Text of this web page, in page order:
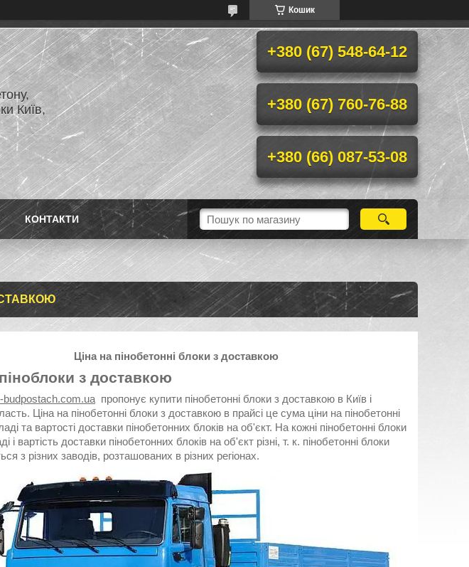
Кошик
Київ,
+380 (67) 548-64-12
+380 (67) 760-76-88
+380 (66) 087-53-08
КОНТАКТИ
Ціна на пінобетонні блоки з доставкою
з доставкою
budpostach.com.ua пропонує купити пінобетонні блоки з доставкою в Київ і
Ціна на пінобетонні блоки з доставкою в прайсі це сума ціни на пінобетонні
та вартості доставки пінобетонних блоків на об'єкт. На кожні пінобетонні блоки
і вартість доставки пінобетонних блоків на об'єкт різні, т. к. пінобетонні блоки
з різних заводів, розташованих в різних регіонах.